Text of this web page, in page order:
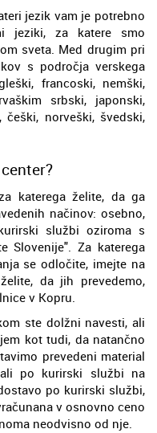
jezik vam je potrebno
jeziki, za katere smo
sveta. Med drugim pri
s področja verskega
francoski, nemški,
srbski, japonski,
norveški, švedski,
katerega želite, da ga
načinov: osebno,
službi oziroma s
Slovenije". Za katerega
se odločite, imejte na
da jih prevedemo,
v Kopru.
ste dolžni navesti, ali
kot tudi, da natančno
prevedeni material
po kurirski službi na
po kurirski službi,
v osnovno ceno
neodvisno od nje.